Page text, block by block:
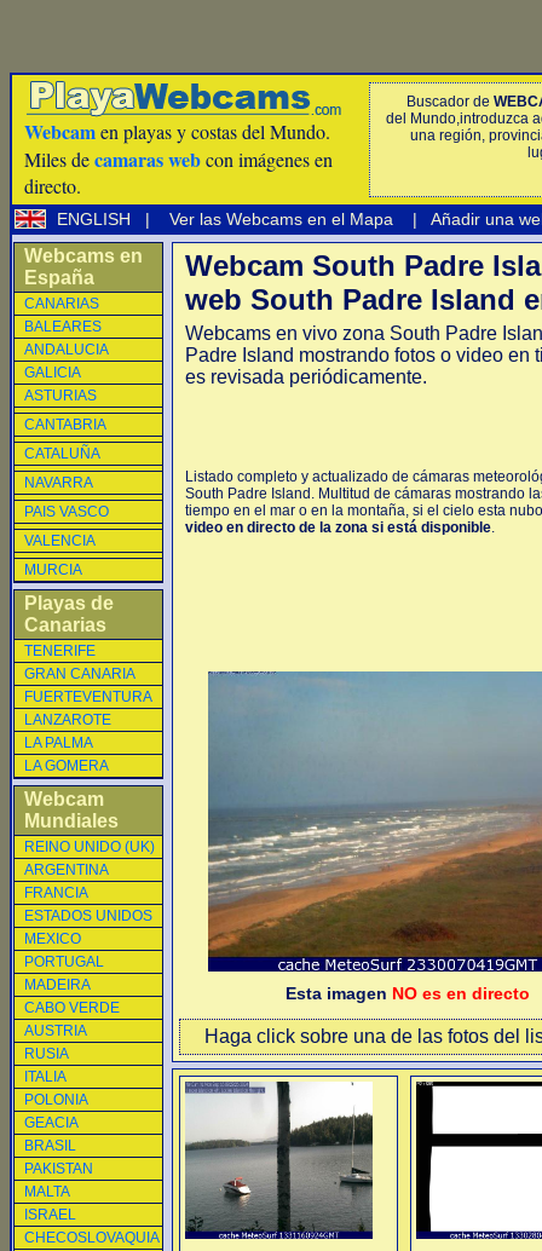
Webcamen playas y costas del Mundo.
Miles decamaras webcon imágenes en
directo.
Buscador de
del Mundo,introduzca
una región,
ENGLISH | Ver las Webcams en el Mapa | Añadir una
Webcams en
España
CANARIAS
BALEARES
ANDALUCIA
GALICIA
ASTURIAS
CANTABRIA
CATALUÑA
NAVARRA
PAIS VASCO
VALENCIA
MURCIA
Playas de
Canarias
TENERIFE
GRAN CANARIA
FUERTEVENTURA
LANZAROTE
LA PALMA
LA GOMERA
Webcam
Mundiales
REINO UNIDO (UK)
ARGENTINA
FRANCIA
ESTADOS UNIDOS
MEXICO
PORTUGAL
MADEIRA
CABO VERDE
AUSTRIA
RUSIA
ITALIA
POLONIA
GEACIA
BRASIL
PAKISTAN
MALTA
ISRAEL
CHECOSLOVAQUIA
Webcam South Padre
web South Padre Island
Webcams en vivo zona South Padre
Padre Island mostrando fotos o video en
es revisada periódicamente.
Listado completo y actualizado de cámaras
South Padre Island. Multitud de cámaras mostrando
tiempo en el mar o en la montaña, si el cielo esta
video en directo de la zona si está disponible.
Esta imagen NO es en directo
Haga click sobre una de las fotos del